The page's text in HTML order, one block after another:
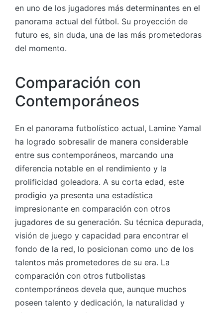
en uno de los jugadores más determinantes en el
panorama actual del fútbol. Su proyección de
futuro es, sin duda, una de las más prometedoras
del momento.
Comparación con
Contemporáneos
En el panorama futbolístico actual, Lamine Yamal
ha logrado sobresalir de manera considerable
entre sus contemporáneos, marcando una
diferencia notable en el rendimiento y la
prolificidad goleadora. A su corta edad, este
prodigio ya presenta una estadística
impresionante en comparación con otros
jugadores de su generación. Su técnica depurada,
visión de juego y capacidad para encontrar el
fondo de la red, lo posicionan como uno de los
talentos más prometedores de su era. La
comparación con otros futbolistas
contemporáneos devela que, aunque muchos
poseen talento y dedicación, la naturalidad y